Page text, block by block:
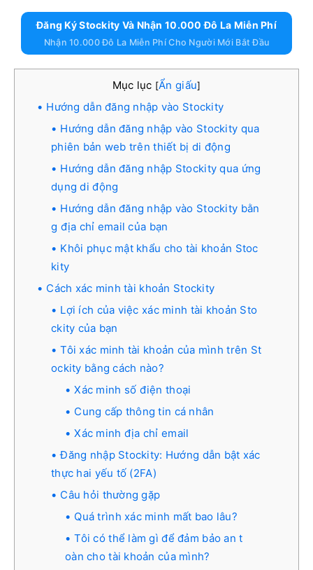
Đăng Ký Stockity Và Nhận 10.000 Đô La Miễn Phí
Nhận 10.000 Đô La Miễn Phí Cho Người Mới Bắt Đầu
Mục lục [Ẩn giấu]
Hướng dẫn đăng nhập vào Stockity
Hướng dẫn đăng nhập vào Stockity qua
phiên bản web trên thiết bị di động
Hướng dẫn đăng nhập Stockity qua ứng
dụng di động
Hướng dẫn đăng nhập vào Stockity bằn
g địa chỉ email của bạn
Khôi phục mật khẩu cho tài khoản Stoc
kity
Cách xác minh tài khoản Stockity
Lợi ích của việc xác minh tài khoản Sto
ckity của bạn
Tôi xác minh tài khoản của mình trên St
ockity bằng cách nào?
Xác minh số điện thoại
Cung cấp thông tin cá nhân
Xác minh địa chỉ email
Đăng nhập Stockity: Hướng dẫn bật xác
thực hai yếu tố (2FA)
Câu hỏi thường gặp
Quá trình xác minh mất bao lâu?
Tôi có thể làm gì để đảm bảo an t
oàn cho tài khoản của mình?